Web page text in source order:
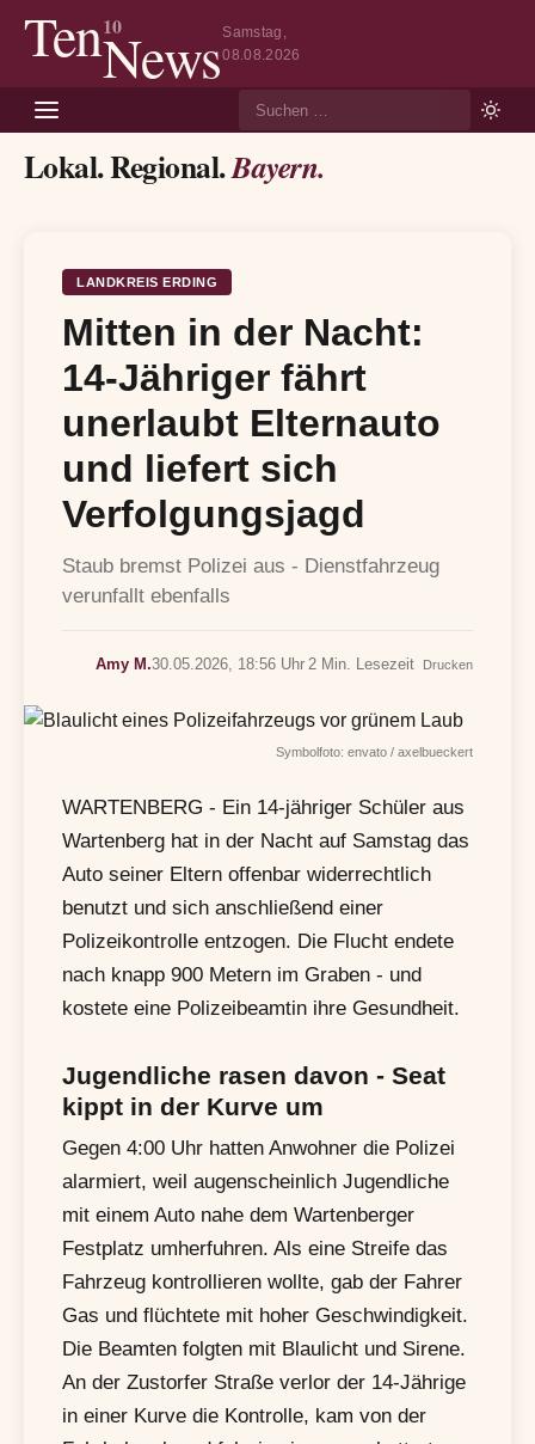
Ten10
NewsSamstag,
08.08.2026
Lokal. Regional.Bayern.
LANDKREIS ERDING
Mitten in der Nacht:
14-Jähriger fährt
unerlaubt Elternauto
und liefert sich
Verfolgungsjagd
Staub bremst Polizei aus - Dienstfahrzeug
verunfallt ebenfalls
Amy M.30.05.2026, 18:56 Uhr 2 Min. Lesezeit Drucken
Symbolfoto: envato / axelbueckert
WARTENBERG - Ein 14-jähriger Schüler aus
Wartenberg hat in der Nacht auf Samstag das
Auto seiner Eltern offenbar widerrechtlich
benutzt und sich anschließend einer
Polizeikontrolle entzogen. Die Flucht endete
nach knapp 900 Metern im Graben - und
kostete eine Polizeibeamtin ihre Gesundheit.
Jugendliche rasen davon - Seat
kippt in der Kurve um
Gegen 4:00 Uhr hatten Anwohner die Polizei
alarmiert, weil augenscheinlich Jugendliche
mit einem Auto nahe dem Wartenberger
Festplatz umherfuhren. Als eine Streife das
Fahrzeug kontrollieren wollte, gab der Fahrer
Gas und flüchtete mit hoher Geschwindigkeit.
Die Beamten folgten mit Blaulicht und Sirene.
An der Zustorfer Straße verlor der 14-Jährige
in einer Kurve die Kontrolle, kam von der